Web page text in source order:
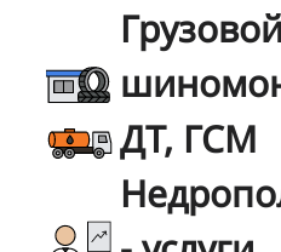
Грузовой
ДТ, ГСМ